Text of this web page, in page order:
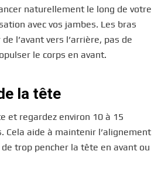
naturellement le long de votre
avec vos jambes. Les bras
l’avant vers l’arrière, pas de
le corps en avant.
la tête
et regardez environ 10 à 15
Cela aide à maintenir l’alignement
trop pencher la tête en avant ou